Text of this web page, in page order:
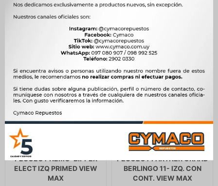
ESPEJO CITROEN -
PEUGEOT NEMO-BIPPER
ELECT IZQ PRIMED VIEW
MAX
ESPEJO CITROEN -
PEUGEOT PARTNER GRAND
BERLINGO 11- IZQ. CON
CONT. VIEW MAX